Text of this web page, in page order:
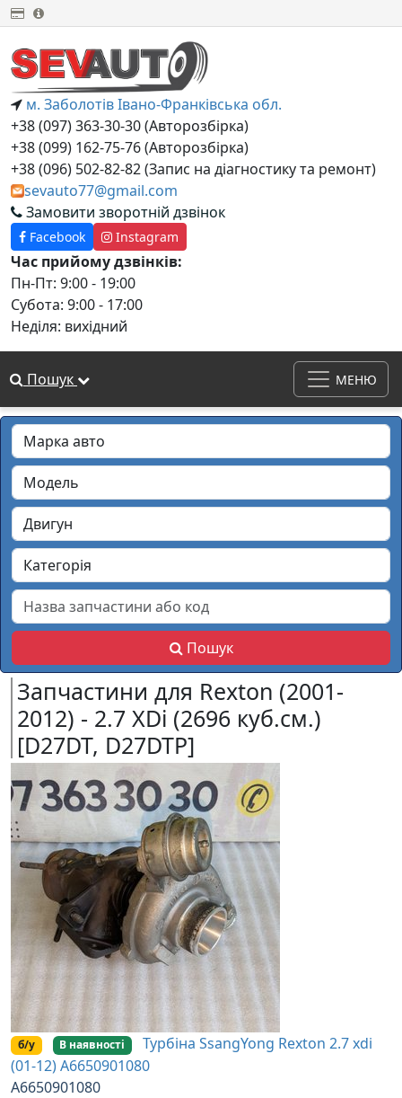
м. Заболотів Івано-Франківська обл.
+38 (097) 363-30-30 (Авторозбірка)
+38 (099) 162-75-76 (Авторозбірка)
+38 (‎096) 502-82-82 (Запис на діагностику та ремонт)
sevauto77@gmail.com
Замовити зворотній дзвінок
Facebook Instagram
Час прийому дзвінків:
Пн-Пт: 9:00 - 19:00
Субота: 9:00 - 17:00
Неділя: вихідний
Пошук МЕНЮ
Пошук
Запчастини для Rexton (2001-
2012) - 2.7 XDi (2696 куб.см.)
[D27DT, D27DTP]
б/у В наявності
Турбіна SsangYong Rexton 2.7 xdi
(01-12) A6650901080
A6650901080